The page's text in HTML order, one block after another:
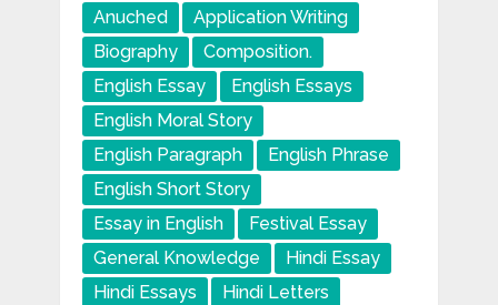
Anuched
Application Writing
Biography
Composition.
English Essay
English Essays
English Moral Story
English Paragraph
English Phrase
English Short Story
Essay in English
Festival Essay
General Knowledge
Hindi Essay
Hindi Essays
Hindi Letters